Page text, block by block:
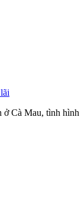
ở Cà Mau, tình hình